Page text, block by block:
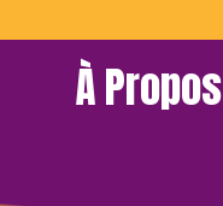
À Propos